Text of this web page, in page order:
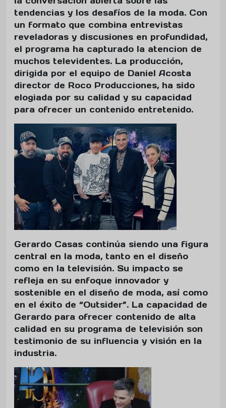
tendencias y los desafíos de la moda. Con
un formato que combina entrevistas
reveladoras y discusiones en profundidad,
el programa ha capturado la atencion de
muchos televidentes. La producción,
dirigida por el equipo de Daniel Acosta
director de Roco Producciones, ha sido
elogiada por su calidad y su capacidad
para ofrecer un contenido entretenido.
Gerardo Casas continúa siendo una figura
central en la moda, tanto en el diseño
como en la televisión. Su impacto se
refleja en su enfoque innovador y
sostenible en el diseño de moda, así como
en el éxito de “Outsider”. La capacidad de
Gerardo para ofrecer contenido de alta
calidad en su programa de televisión son
testimonio de su influencia y visión en la
industria.